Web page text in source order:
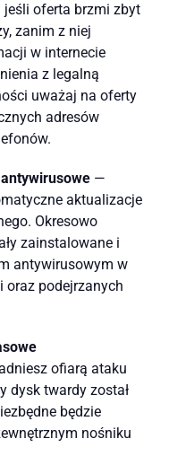
oferta brzmi zbyt
zanim z niej
w internecie
z legalną
uważaj na oferty
adresów
—
aktualizacje
Okresowo
zainstalowane i
antywirusowym w
podejrzanych
ofiarą ataku
dysk twardy został
będzie
nośniku